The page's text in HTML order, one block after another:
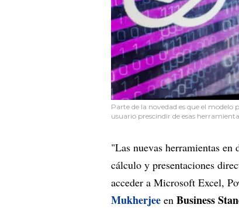
Parte de la novedad es que el
usuario prescindir de esas
"Las nuevas herramientas
cálculo y presentaciones
acceder a Microsoft Excel,
Mukherjee en Business